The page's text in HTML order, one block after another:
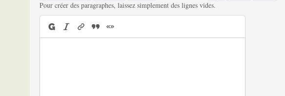
Pour créer des paragraphes, laissez simplement des lignes vides.